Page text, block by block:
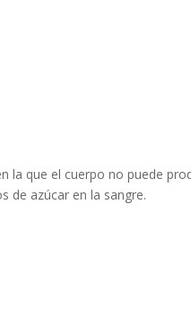
la que el cuerpo no puede
de azúcar en la sangre.